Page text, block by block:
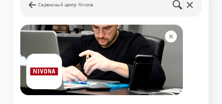
Сервисный центр Nivona